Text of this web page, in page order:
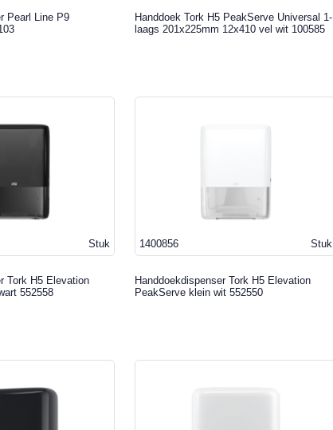
Pearl Line P9
Handdoek Tork H5 PeakServe Universal 1-
laags 201x225mm 12x410 vel wit 100585
Stuk
Tork H5 Elevation
552558
Stuk
1400856
Handdoekdispenser Tork H5 Elevation
PeakServe klein wit 552550